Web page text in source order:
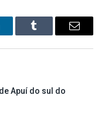
Tumblr
E-
Apuí do sul do